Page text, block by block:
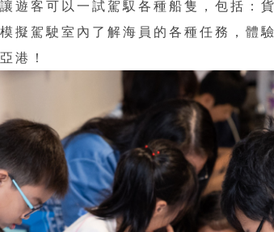
遊客可以一試駕馭各種船隻，包括：
擬駕駛室內了解海員的各種任務，體
港！